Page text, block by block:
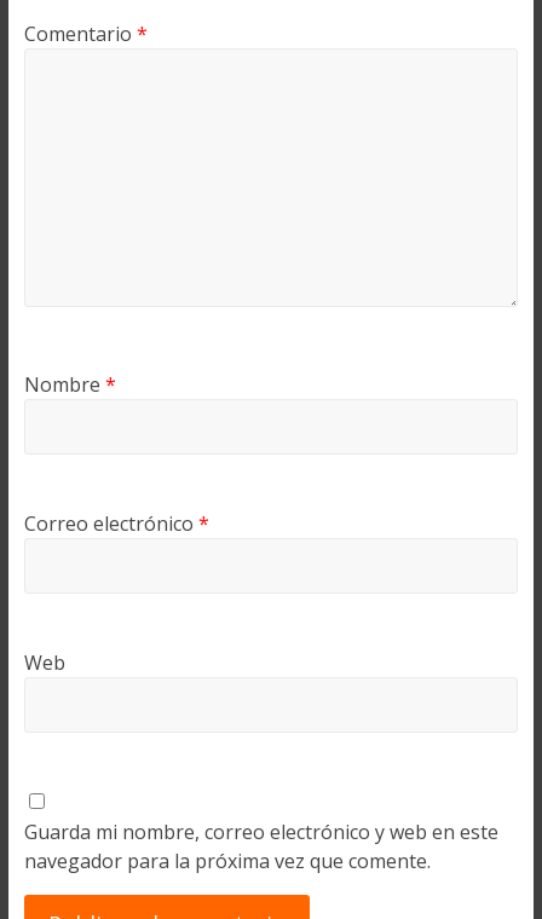
Comentario *
Nombre *
Correo electrónico *
Web
Guarda mi nombre, correo electrónico y web en este
navegador para la próxima vez que comente.